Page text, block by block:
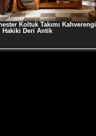
Koltuk Takımı Kahverengi
Hakiki Deri Antik